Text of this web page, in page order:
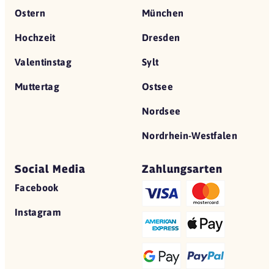
Ostern
Hochzeit
Valentinstag
Muttertag
München
Dresden
Sylt
Ostsee
Nordsee
Nordrhein-Westfalen
Social Media
Facebook
Instagram
Zahlungsarten